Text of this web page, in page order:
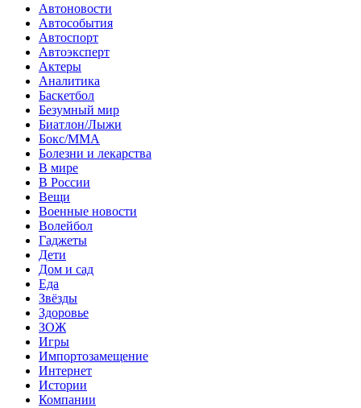
Автоновости
Автособытия
Автоспорт
Автоэксперт
Актеры
Аналитика
Баскетбол
Безумный мир
Биатлон/Лыжи
Бокс/MMA
Болезни и лекарства
В мире
В России
Вещи
Военные новости
Волейбол
Гаджеты
Дети
Дом и сад
Еда
Звёзды
Здоровье
ЗОЖ
Игры
Импортозамещение
Интернет
Истории
Компании